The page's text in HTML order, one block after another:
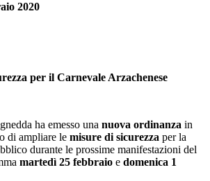
2020
per il Carnevale Arzachenese
ha emesso una nuova ordinanza in
di ampliare le misure di sicurezza per la
durante le prossime manifestazioni del
martedì 25 febbraio e domenica 1